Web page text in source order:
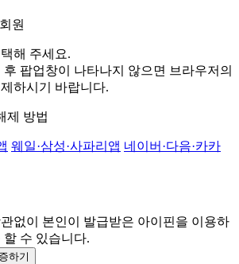
원
해 주세요.
팝업창이 나타나지 않으면 브라우저의
하시기 바랍니다.
제 방법
웨일·삼성·사파리앱 네이버·다음·카카
없이 본인이 발급받은 아이핀을 이용하
할 수 있습니다.
하기